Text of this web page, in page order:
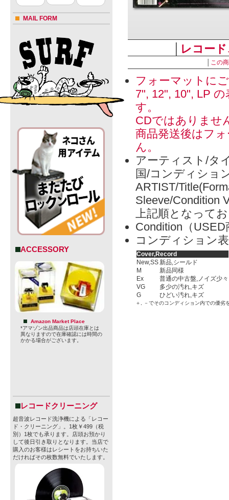
MAIL FORM
ACCESSORY
Amazon Market Place
*アマゾン出品商品は店頭在庫とは
異なりますので在庫確認には時間の
かかる場合がございます。
レコードクリーニング
超音波レコード洗浄機による「レコー
ド・クリーニング」。1枚￥499（税
別）1枚でも承ります。店頭お預かり
して後日引き取りとなります。当店で
購入のお客様はレシートをお持ちいた
だければその枚数無料でいたします。
レコー
この
フォーマットに
7", 12", 10", LP
す。
CDではありませ
商品発送後はフ
ん。
アーティスト/タ
国/コンディショ
ARTIST/
Sleeve/Condition
上記順となって
Condition（
コンディション
Cover,Record
New,SS新品,シールド
M
新品同様
Ex
普通の中古盤,ノイズ少々
VG
多少の汚れ,キズ
G
ひどい汚れ,キズ
＋, －でそのコンディション内での優劣